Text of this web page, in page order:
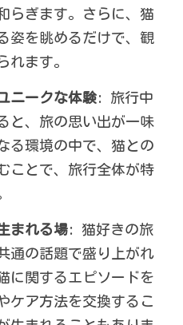
らぎます。さらに、猫
姿を眺めるだけで、観
れます。
ニークな体験: 旅行中
と、旅の思い出が一味
る環境の中で、猫との
ことで、旅行全体が特
まれる場: 猫好きの旅
通の話題で盛り上がれ
に関するエピソードを
ケア方法を交換するこ